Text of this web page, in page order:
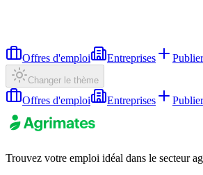
Offres d'emploi Entreprises
Changer le thème
Offres d'emploi Entreprises
Trouvez votre emploi idéal dans le secteur